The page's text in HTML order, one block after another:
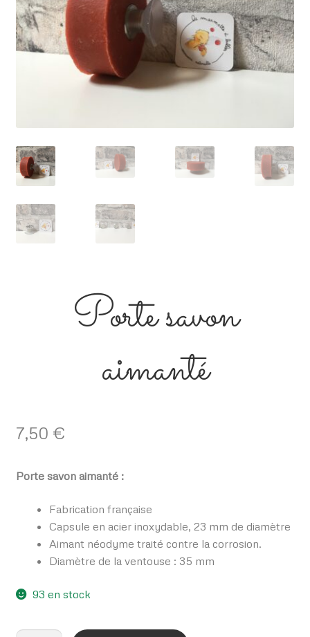
Porte savon
aimanté
7,50 €
Porte savon aimanté :
Fabrication française
Capsule en acier inoxydable, 23 mm de diamètre
Aimant néodyme traité contre la corrosion.
Diamètre de la ventouse : 35 mm
93 en stock